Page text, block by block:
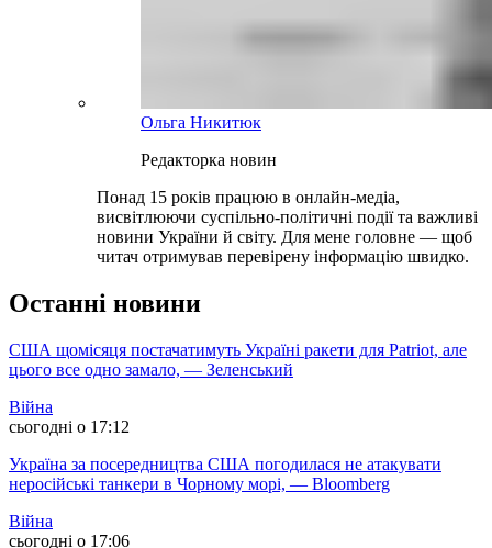
Ольга Никитюк
Редакторка новин
Понад 15 років працюю в онлайн-медіа,
висвітлюючи суспільно-політичні події та важливі
новини України й світу. Для мене головне — щоб
читач отримував перевірену інформацію швидко.
Останні новини
США щомісяця постачатимуть Україні ракети для Patriot, але
цього все одно замало, — Зеленський
Війна
сьогодні о 17:12
Україна за посередництва США погодилася не атакувати
неросійські танкери в Чорному морі, — Bloomberg
Війна
сьогодні о 17:06